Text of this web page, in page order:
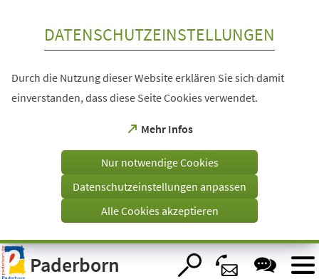
Visuelle
Assistenzsoftware
öffnen.
DATENSCHUTZEINSTELLUNGEN
Durch die Nutzung dieser Website erklären Sie sich damit
einverstanden, dass diese Seite Cookies verwendet.
Mehr Infos
(Öffnet
einem
Tab)
Nur notwendige Cookies
Datenschutzeinstellungen anpassen
Alle Cookies akzeptieren
Paderborn